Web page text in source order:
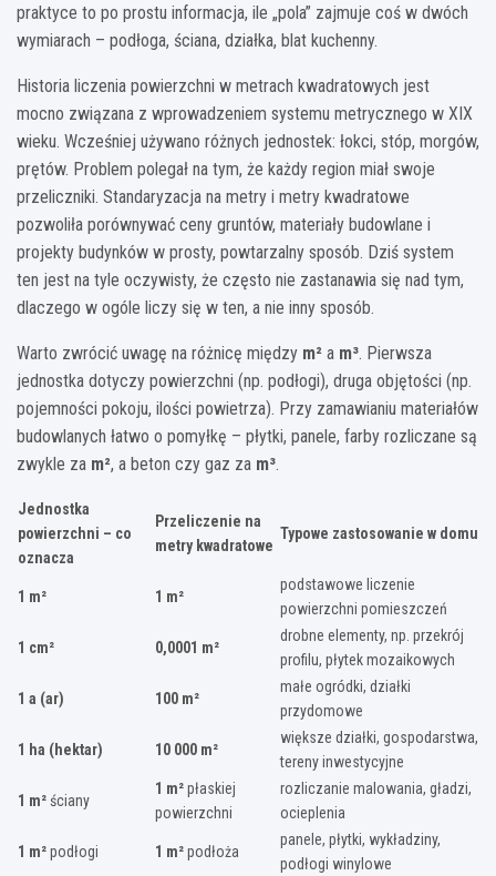
praktyce to po prostu informacja, ile „pola” zajmuje coś w dwóch
wymiarach – podłoga, ściana, działka, blat kuchenny.
Historia liczenia powierzchni w metrach kwadratowych jest
mocno związana z wprowadzeniem systemu metrycznego w XIX
wieku. Wcześniej używano różnych jednostek: łokci, stóp, morgów,
prętów. Problem polegał na tym, że każdy region miał swoje
przeliczniki. Standaryzacja na metry i metry kwadratowe
pozwoliła porównywać ceny gruntów, materiały budowlane i
projekty budynków w prosty, powtarzalny sposób. Dziś system
ten jest na tyle oczywisty, że często nie zastanawia się nad tym,
dlaczego w ogóle liczy się w ten, a nie inny sposób.
Warto zwrócić uwagę na różnicę między m² a m³. Pierwsza
jednostka dotyczy powierzchni (np. podłogi), druga objętości (np.
pojemności pokoju, ilości powietrza). Przy zamawianiu materiałów
budowlanych łatwo o pomyłkę – płytki, panele, farby rozliczane są
zwykle za m², a beton czy gaz za m³.
Jednostka
powierzchni – co
oznacza
Przeliczenie na
metry kwadratowe
Typowe zastosowanie w domu
1 m² 1 m²
podstawowe liczenie
powierzchni pomieszczeń
1 cm² 0,0001 m²
drobne elementy, np. przekrój
profilu, płytek mozaikowych
1 a (ar) 100 m²
małe ogródki, działki
przydomowe
1 ha (hektar) 10 000 m²
większe działki, gospodarstwa,
tereny inwestycyjne
1 m²ściany
1 m²płaskiej
powierzchni
rozliczanie malowania, gładzi,
ocieplenia
1 m²podłogi 1 m²podłoża
panele, płytki, wykładziny,
podłogi winylowe